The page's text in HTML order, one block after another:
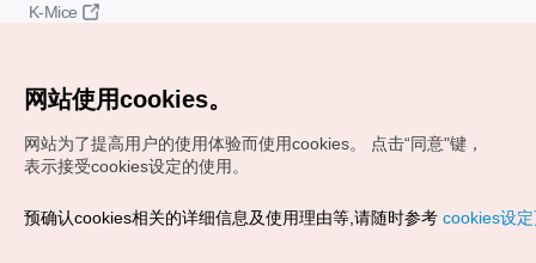
K-Mice
Copyrights (c) 韩国旅游发展局版权所有
网站使用cookies。
网站为了提高用户的使用体验而使用cookies。
点击“同意"键，
表示接受cookies设定的使用。
预确认cookies相关的详细信息及使用理由等,请随时参考 cookies设